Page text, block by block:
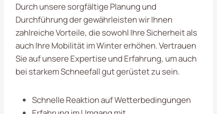
Durch unsere sorgfältige Planung und
Durchführung dergewährleisten wir Ihnen
zahlreiche Vorteile, die sowohl Ihre Sicherheit als
auch Ihre Mobilität im Winter erhöhen. Vertrauen
Sie auf unsere Expertise und Erfahrung, um auch
bei starkem Schneefall gut gerüstet zu sein.
Schnelle Reaktion auf Wetterbedingungen